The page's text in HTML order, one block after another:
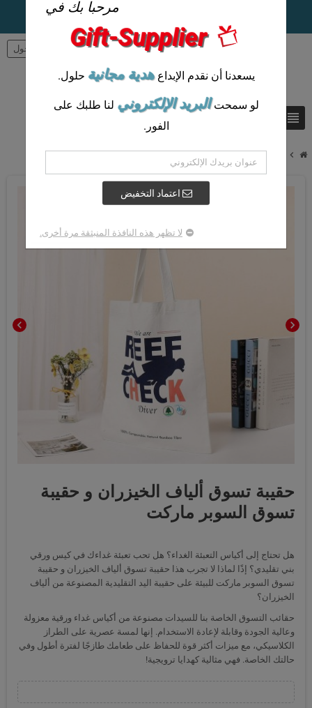
view_headline
person تسجيل الدخول
chevron_right
chevron_left chevron_right
حقيبة تسوق ألياف الخيزران و حقيبة
تسوق السوبر ماركت
هل تحتاج إلى أكياس التعبئة الغداء؟ هل تحب تعبئة غداءك في كيس ورقي
بني تقليدي؟ إذًا لماذا لا تجرب هذا حقيبة تسوق ألياف الخيزران و حقيبة
تسوق السوبر ماركت للبيئة على حقيبة اليد التقليدية المصنوعة من ألياف
الخيزران؟
حقائب التسوق الخاصة بنا للسيدات مصنوعة من أكياس غداء ورقية معزولة
وعالية الجودة وقابلة لإعادة الاستخدام. إنها لمسة عصرية على الطراز
الكلاسيكي، مع ميزات أكثر قوة للحفاظ على طعامك طازجًا لفترة أطول وفي
حالتك الخاصة. فهي مثالية كهدايا ترويجية!
مرحبا بك في
Gift-Supplier
يسعدنا أن نقدم الإبداعهدية مجانية حلول.
لو سمحتالبريد الإلكتروني لنا طلبك على
الفور.
اعتماد التخفيض
لا تظهر هذه النافذة المنبثقة مرة أخرى.